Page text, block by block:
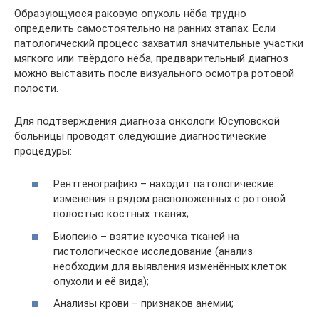
Образующуюся раковую опухоль нёба трудно
определить самостоятельно на ранних этапах. Если
патологический процесс захватил значительные участки
мягкого или твёрдого нёба, предварительный диагноз
можно выставить после визуального осмотра ротовой
полости.
Для подтверждения диагноза онкологи Юсуповской
больницы проводят следующие диагностические
процедуры:
Рентгенографию – находит патологические
изменения в рядом расположенных с ротовой
полостью костных тканях;
Биопсию – взятие кусочка тканей на
гистологическое исследование (анализ
необходим для выявления изменённых клеток
опухоли и её вида);
Анализы крови – признаков анемии;